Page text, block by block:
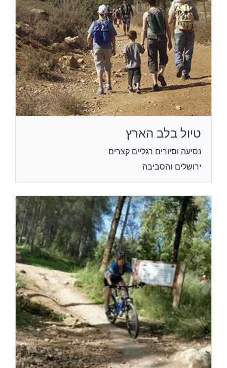
טיול בלב הארץ
נסיעה וסיורים רגליים קצרים
ירושלים והסביבה